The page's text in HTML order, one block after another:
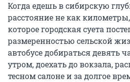
Когда едешь в сибирскую
расстояние не как
которое городская суета
размеренностью сельской
автобусе добираться девять
утром, доехать до вокзала,
тесном салоне и за долгое